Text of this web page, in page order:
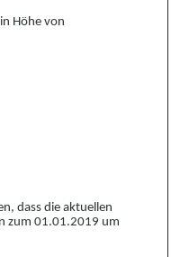
Höhe von
dass die aktue len
zum 01.01.2019 um